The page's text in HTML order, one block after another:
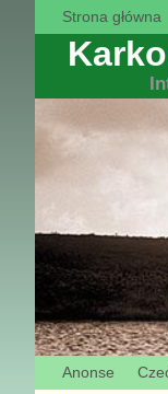
Strona główna
Anonse